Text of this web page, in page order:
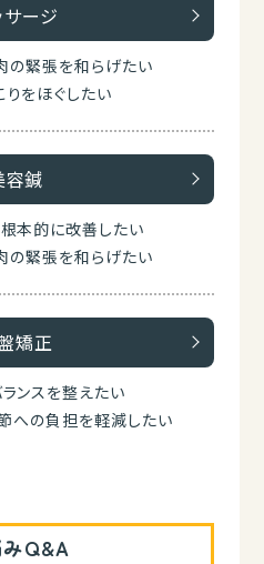
サージ
の緊張を和らげたい
りをほぐしたい
容鍼
本的に改善したい
の緊張を和らげたい
矯正
ンスを整えたい
への負担を軽減したい
Q&A